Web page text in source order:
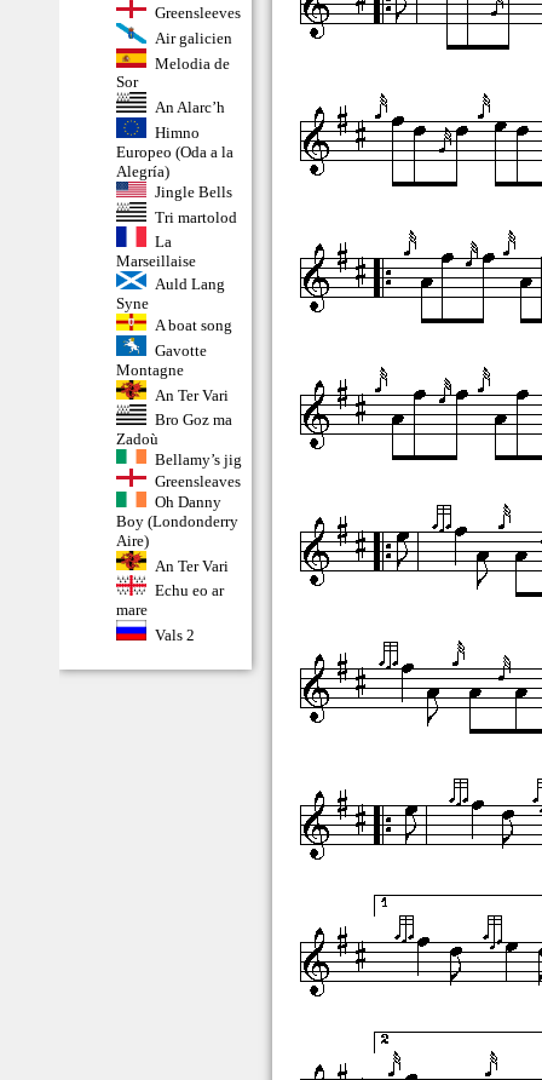
Greensleeves
Air galicien
Melodia de
Sor
An Alarc’h
Himno
Europeo (Oda a la
Alegría)
Jingle Bells
Tri martolod
La
Marseillaise
Auld Lang
Syne
A boat song
Gavotte
Montagne
An Ter Vari
Bro Goz ma
Zadoù
Bellamy’s jig
Greensleaves
Oh Danny
Boy (Londonderry
Aire)
An Ter Vari
Echu eo ar
mare
Vals 2